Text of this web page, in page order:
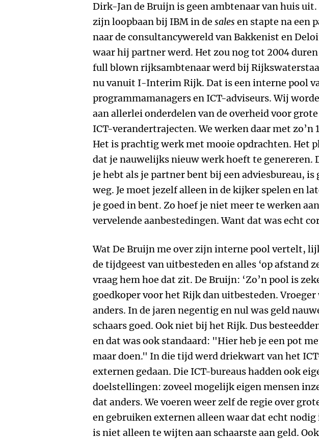
Dirk-Jan de Bruijn is geen ambtenaar van huis
zijn loopbaan bij IBM in de sales en stapte na een
naar de consultancywereld van Bakkenist en
waar hij partner werd. Het zou nog tot 2004
full blown rijksambtenaar werd bij
nu vanuit I-Interim Rijk. Dat is een interne pool
programmamanagers en ICT-adviseurs. Wij
aan allerlei onderdelen van de overheid voor
ICT-verandertrajecten. We werken daar met zo’n
Het is prachtig werk met mooie opdrachten. Het
dat je nauwelijks nieuw werk hoeft te genereren.
je hebt als je partner bent bij een adviesbureau, is
weg. Je moet jezelf alleen in de kijker spelen en
je goed in bent. Zo hoef je niet meer te werken
vervelende aanbestedingen. Want dat was echt
Wat De Bruijn me over zijn interne pool vertelt,
de tijdgeest van uitbesteden en alles ‘op afstand
vraag hem hoe dat zit. De Bruijn: ‘Zo’n pool is
goedkoper voor het Rijk dan uitbesteden. Vroeger
anders. In de jaren negentig en nul was geld
schaars goed. Ook niet bij het Rijk. Dus
en dat was ook standaard: "Hier heb je een pot
maar doen." In die tijd werd driekwart van het
externen gedaan. Die ICT-bureaus hadden ook
doelstellingen: zoveel mogelijk eigen mensen
dat anders. We voeren weer zelf de regie over
en gebruiken externen alleen waar dat echt nodig
is niet alleen te wijten aan schaarste aan geld.